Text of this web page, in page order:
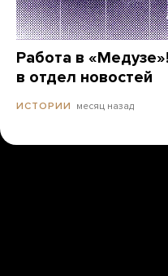
Работа в
в отдел новостей
ИСТОРИИ месяц назад